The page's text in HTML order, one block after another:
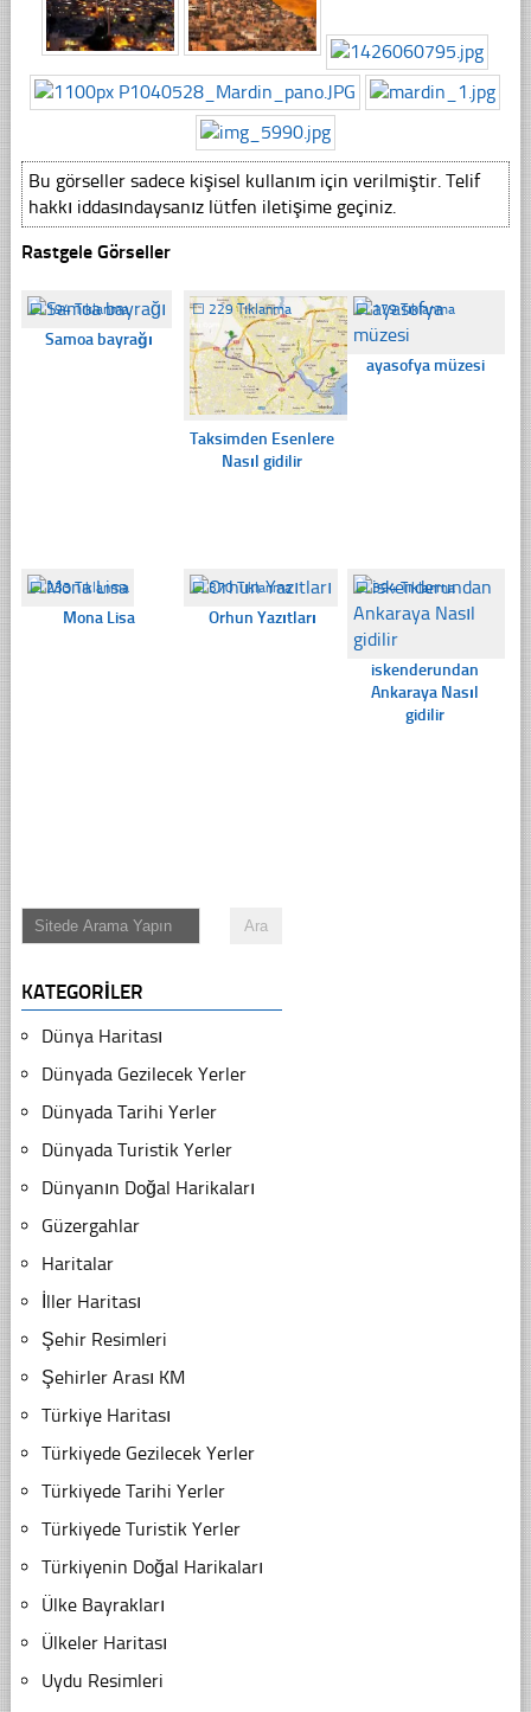
Bu görseller sadece kişisel kullanım için verilmiştir. Telif
hakkı iddasındaysanız lütfen iletişime geçiniz.
Rastgele Görseller
☐194 Tıklanma
Samoa bayrağı
☐229 Tıklanma
Taksimden Esenlere
Nasıl gidilir
☐179 Tıklanma
ayasofya müzesi
☐233 Tıklanma
Mona Lisa
☐370 Tıklanma
Orhun Yazıtları
☐394 Tıklanma
iskenderundan
Ankaraya Nasıl
gidilir
KATEGORILER
Dünya Haritası
Dünyada Gezilecek Yerler
Dünyada Tarihi Yerler
Dünyada Turistik Yerler
Dünyanın Doğal Harikaları
Güzergahlar
Haritalar
İller Haritası
Şehir Resimleri
Şehirler Arası KM
Türkiye Haritası
Türkiyede Gezilecek Yerler
Türkiyede Tarihi Yerler
Türkiyede Turistik Yerler
Türkiyenin Doğal Harikaları
Ülke Bayrakları
Ülkeler Haritası
Uydu Resimleri